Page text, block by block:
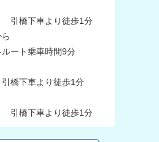
引橋下車より徒歩1分
ート乗車時間9分
橋下車より徒歩1分
引橋下車より徒歩1分